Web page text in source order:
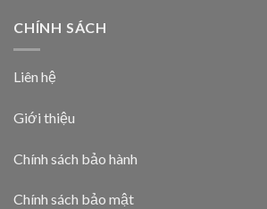
CHÍNH SÁCH
Liên hệ
Giới thiệu
Chính sách bảo hành
Chính sách bảo mật